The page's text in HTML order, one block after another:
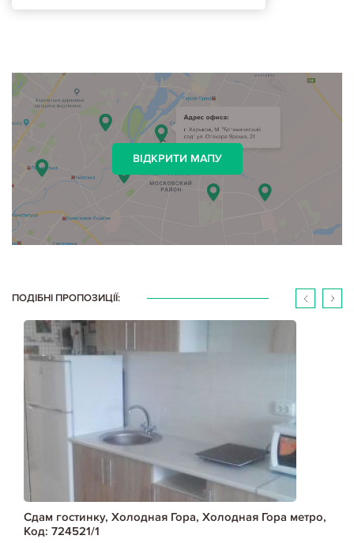
ВІДКРИТИ МАПУ
ПОДІБНІ ПРОПОЗИЦІЇ:
Сдам гостинку, Холодная Гора, Холодная Гора метро,
Код: 724521/1